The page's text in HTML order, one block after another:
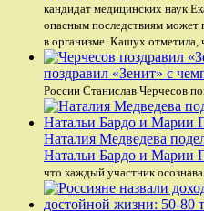
кандидат медицинских наук
опасным последствиям может
в организме. Кашух
поздравил «Зенит» с
России Станислав Черчесов
Наталия Медведева
Натальи Бардо и Марии
что каждый участник